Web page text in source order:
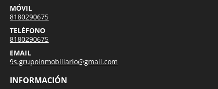
MÓVIL
8180290675
TELÉFONO
8180290675
EMAIL
9s.grupoinmobiliario@gmail.com
INFORMACIÓN